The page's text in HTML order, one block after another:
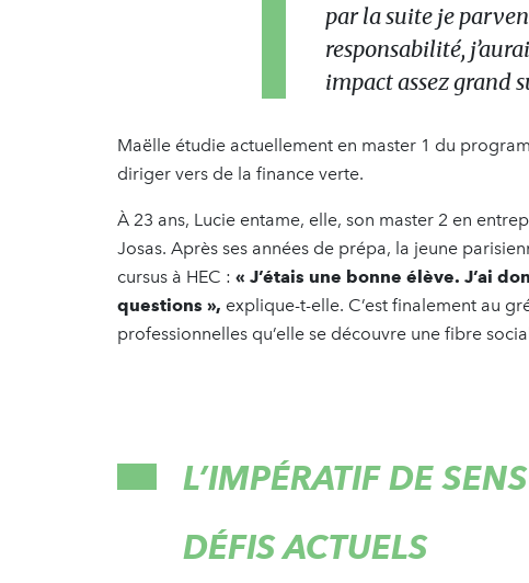
par la suite je
responsabilité,
impact assez grand
Maëlle étudie actuellement en master 1 du
diriger vers de la finance verte.
À 23 ans, Lucie entame, elle, son master 2 en
Josas. Après ses années de prépa, la jeune
cursus à HEC : « J’étais une bonne élève. J’ai
questions », explique-t-elle. C’est finalement au
professionnelles qu’elle se découvre une fibre
L’IMPÉRATIF DE
DÉFIS ACTUELS